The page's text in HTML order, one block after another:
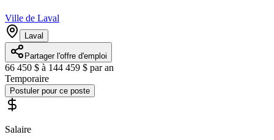
Ville de Laval
Laval
Partager l'offre d'emploi
66 450 $ à 144 459 $ par an
Temporaire
Postuler pour ce poste
Salaire